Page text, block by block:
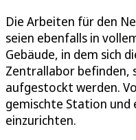
Die Arbeiten für den
seien ebenfalls in
Gebäude, in dem sich
Zentrallabor befinden,
aufgestockt werden.
gemischte Station
einzurichten.